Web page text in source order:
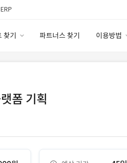
찾기 파트너스 찾기 이용방법
폼 기획